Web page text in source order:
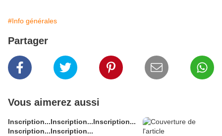
#Info générales
Partager
Vous aimerez aussi
Inscription...Inscription...Inscription...
Inscription...Inscription...